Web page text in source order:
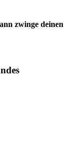
zwinge deinen